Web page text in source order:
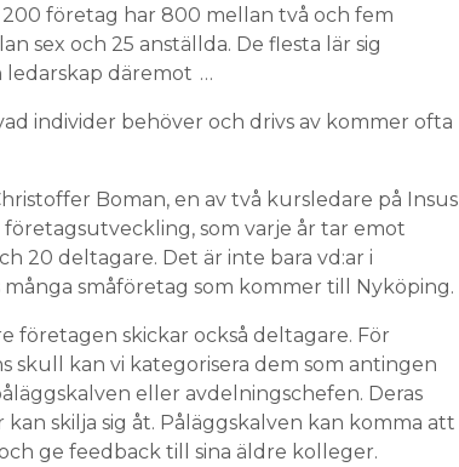
företag har 800 mellan två och fem
sex och 25 anställda. De flesta lär sig
ledarskap däremot …
individer behöver och drivs av kommer ofta
Boman, en av två kursledare på Insus
som varje år tar emot
20 deltagare. Det är inte bara vd:ar i
många småföretag som kommer till Nyköping.
företagen skickar också deltagare. För
skull kan vi kategorisera dem som antingen
eller avdelningschefen. Deras
skilja sig åt. Påläggskalven kan komma att
ge feedback till sina äldre kolleger.